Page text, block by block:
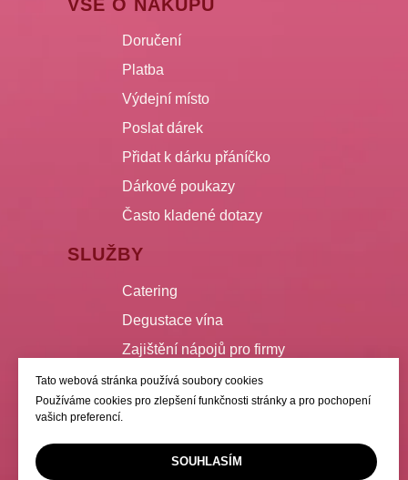
Tato webová stránka používá soubory cookies
Používáme cookies pro zlepšení funkčnosti stránky a pro pochopení
vašich preferencí.
SOUHLASÍM
VŠE O NÁKUPU
Doručení
Platba
Výdejní místo
Poslat dárek
Přidat k dárku přáníčko
Dárkové poukazy
Často kladené dotazy
SLUŽBY
Catering
Degustace vína
Zajištění nápojů pro firmy
Spolupráce